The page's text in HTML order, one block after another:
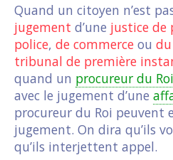
Quand un citoyen n’est
jugement d’une justice de
police, de commerce ou
tribunal de première
quand un procureur du Roi
avec le jugement d’une
procureur du Roi peuvent
jugement. On dira qu’ils
qu’ils interjettent appel.